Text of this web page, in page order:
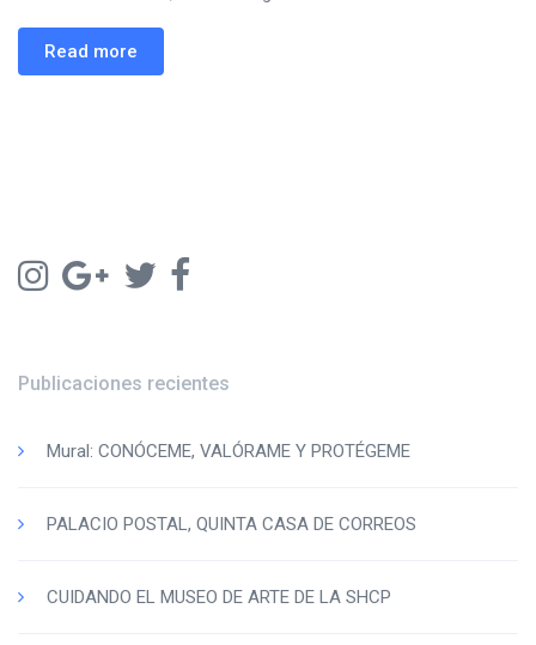
Read more
Publicaciones recientes
Mural: CONÓCEME, VALÓRAME Y PROTÉGEME
PALACIO POSTAL, QUINTA CASA DE CORREOS
CUIDANDO EL MUSEO DE ARTE DE LA SHCP